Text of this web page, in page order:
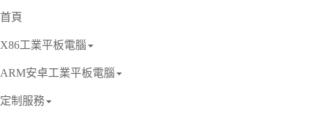
首頁
X86工業平板電腦
ARM安卓工業平板電腦
定制服務